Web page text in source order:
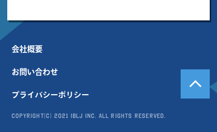
会社概要
お問い合わせ
プライバシーポリシー
Copyright(c) 2021 IBLJ Inc. All Rights Reserved.